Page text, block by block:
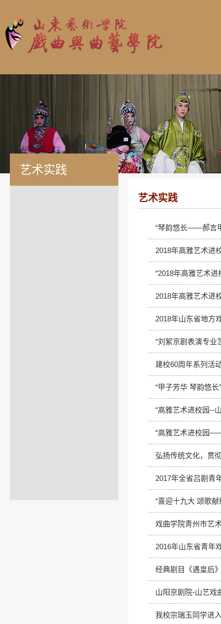
艺术实践
艺术实践
“琴韵悠长——郝言
2018年高雅艺术进
“2018年高雅艺术
2018年高雅艺术进
2018年山东省地方
“刘絮京剧表演专业
建校60周年系列活
“甲子芳华 琴韵悠
“高雅艺术进校园--
“高雅艺术进校园
弘扬传统文化，贯
2017年全省吕剧青
“喜迎十九大 颂歌
戏曲学院青州市艺
2016年山东省青年
经典剧目《遇皇后
山阳京剧院-山艺戏
我校宗瑞玉同学进